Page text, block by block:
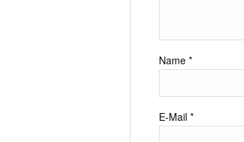
Name *
E-Mail *